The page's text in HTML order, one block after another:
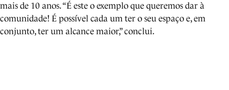
mais de 10 anos. “É este o exemplo que queremos dar à
comunidade! É possível cada um ter o seu espaço e, em
conjunto, ter um alcance maior,” conclui.